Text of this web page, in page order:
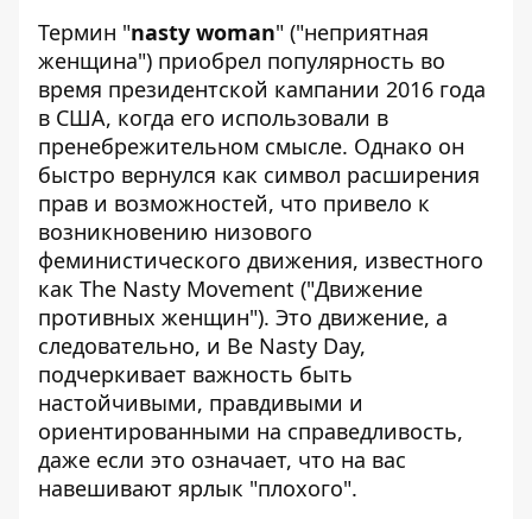
Термин "nasty woman" ("неприятная
женщина") приобрел популярность во
время президентской кампании 2016 года
в США, когда его использовали в
пренебрежительном смысле. Однако он
быстро вернулся как символ расширения
прав и возможностей, что привело к
возникновению низового
феминистического движения, известного
как The Nasty Movement ("Движение
противных женщин"). Это движение, а
следовательно, и Be Nasty Day,
подчеркивает важность быть
настойчивыми, правдивыми и
ориентированными на справедливость,
даже если это означает, что на вас
навешивают ярлык "плохого".